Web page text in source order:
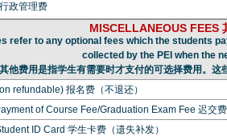
政管理费
MISCELLANEOUS FEES
refer to any optional fees which the students
collected by the PEI when the
其他费用是指学生有需要时才支付的可选择费用。这
refundable) 报名费（不退还）
of Course Fee/Graduation Exam Fee 迟交
ID Card 学生卡费（遗失补发）